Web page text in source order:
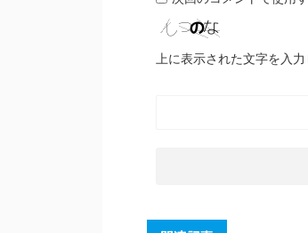
上に表示された文字を入力